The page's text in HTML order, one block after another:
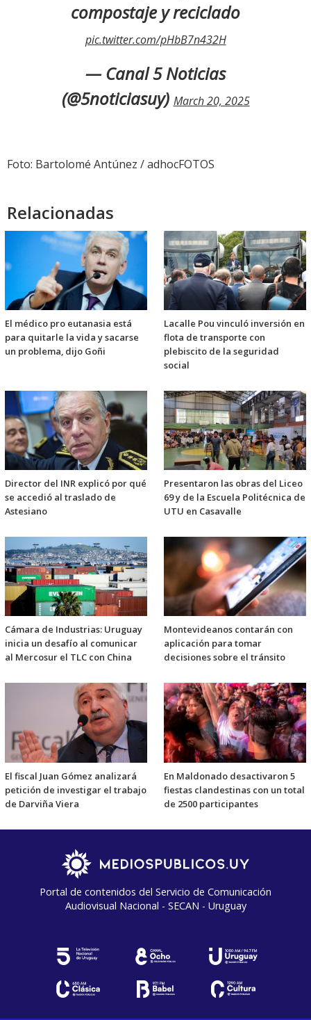
compostaje y reciclado
pic.twitter.com/pHbB7n432H
— Canal 5 Noticias
(@5noticiasuy) March 20, 2025
Foto: Bartolomé Antúnez / adhocFOTOS
Relacionadas
El médico pro eutanasia está
para quitarle la vida y sacarse
un problema, dijo Goñi
Lacalle Pou vinculó inversión en
flota de transporte con
plebiscito de la seguridad
social
Director del INR explicó por qué
se accedió al traslado de
Astesiano
Presentaron las obras del Liceo
69 y de la Escuela Politécnica de
UTU en Casavalle
Cámara de Industrias: Uruguay
inicia un desafío al comunicar
al Mercosur el TLC con China
Montevideanos contarán con
aplicación para tomar
decisiones sobre el tránsito
El fiscal Juan Gómez analizará
petición de investigar el trabajo
de Darviña Viera
En Maldonado desactivaron 5
fiestas clandestinas con un total
de 2500 participantes
Portal de contenidos del Servicio de Comunicación
Audiovisual Nacional - SECAN - Uruguay